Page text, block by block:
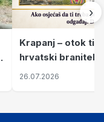
Krapanj – otok
hrvatski branitelji
pronalaze mir
26.07.2026
›